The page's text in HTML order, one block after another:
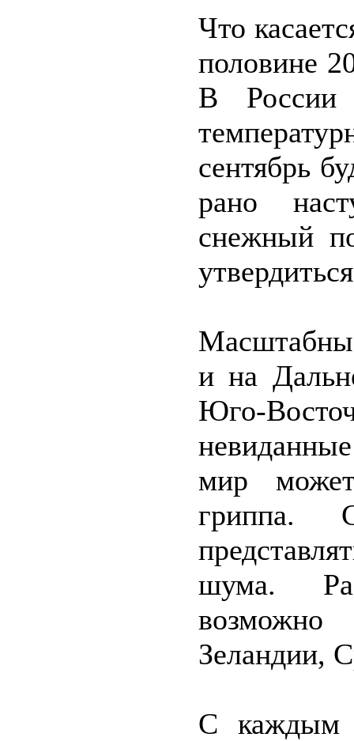
Что
половине
В
сентябрь
рано
снежный
и на
Юго-
мир
гриппа.
шума.
Зеландии,
С каждым